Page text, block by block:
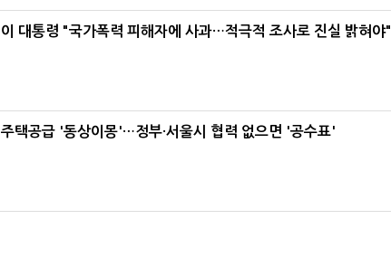
이 대통령 "국가폭력 피해자에 사과…적극적 조사로 진실 밝혀야"
주택공급 '동상이몽'…정부·서울시 협력 없으면 '공수표'